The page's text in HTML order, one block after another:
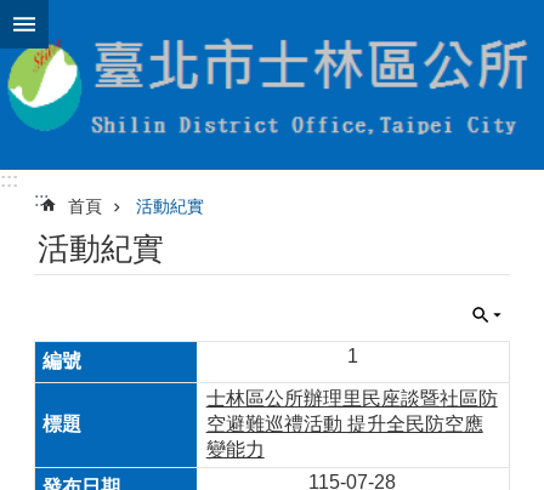
跳到主要內容區塊
:::
:::
首頁 活動紀實
活動紀實
1
士林區公所辦理里民座談暨社區防
空避難巡禮活動 提升全民防空應
變能力
115-07-28